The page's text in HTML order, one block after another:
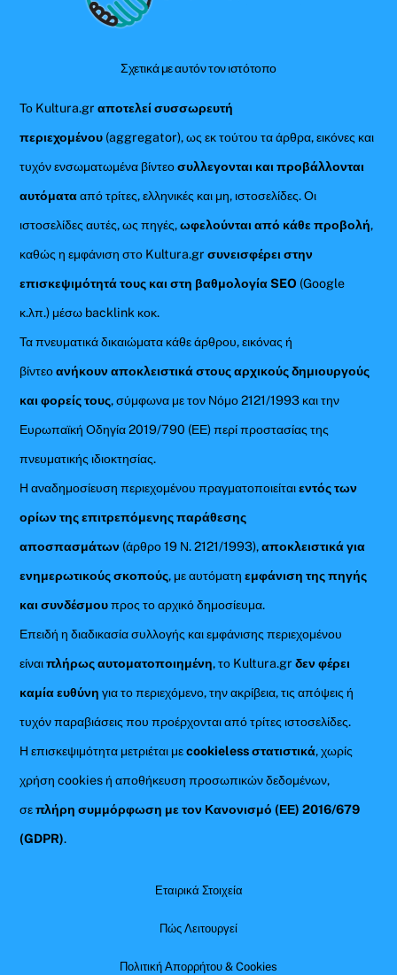
Σχετικά με αυτόν τον ιστότοπο
Το Kultura.grαποτελεί συσσωρευτή
περιεχομένου (aggregator), ως εκ τούτου τα άρθρα, εικόνες και
τυχόν ενσωματωμένα βίντεοσυλλεγονται και προβάλλονται
αυτόματααπό τρίτες, ελληνικές και μη, ιστοσελίδες. Οι
ιστοσελίδες αυτές, ως πηγές,ωφελούνται από κάθε προβολή,
καθώς η εμφάνιση στο Kultura.gr συνεισφέρει στην
επισκεψιμότητά τους και στη βαθμολογία SEO (Google
κ.λπ.) μέσω backlink κοκ.
Τα πνευματικά δικαιώματα κάθε άρθρου, εικόνας ή
βίντεοανήκουν αποκλειστικά στους αρχικούς δημιουργούς
και φορείς τους, σύμφωνα με τον Νόμο 2121/1993 και την
Ευρωπαϊκή Οδηγία 2019/790 (ΕΕ) περί προστασίας της
πνευματικής ιδιοκτησίας.
Η αναδημοσίευση περιεχομένου πραγματοποιείταιεντός των
ορίων της επιτρεπόμενης παράθεσης
αποσπασμάτων (άρθρο 19 Ν. 2121/1993),αποκλειστικά για
ενημερωτικούς σκοπούς, με αυτόματηεμφάνιση της πηγής
και συνδέσμουπρος το αρχικό δημοσίευμα.
Επειδή η διαδικασία συλλογής και εμφάνισης περιεχομένου
είναιπλήρως αυτοματοποιημένη, το Kultura.grδεν φέρει
καμία ευθύνη για το περιεχόμενο, την ακρίβεια, τις απόψεις ή
τυχόν παραβιάσεις που προέρχονται από τρίτες ιστοσελίδες.
Η επισκεψιμότητα μετριέται μεcookieless στατιστικά, χωρίς
χρήση cookies ή αποθήκευση προσωπικών δεδομένων,
σεπλήρη συμμόρφωση με τον Κανονισμό (ΕΕ) 2016/679
(GDPR).
Εταιρικά Στοιχεία
Πώς Λειτουργεί
Πολιτική Απορρήτου & Cookies